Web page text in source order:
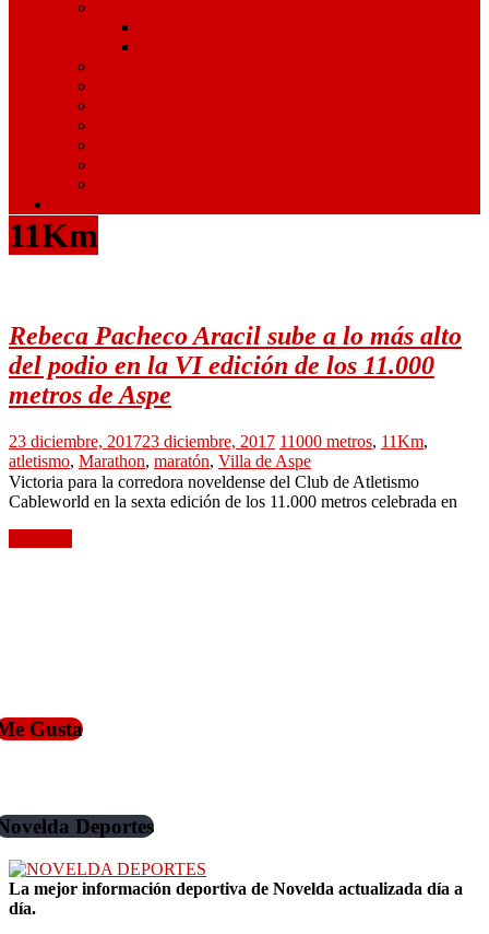
11Km
Rebeca Pacheco Aracil sube a lo más alto
del podio en la VI edición de los 11.000
metros de Aspe
23 diciembre, 201723 diciembre, 2017 11000 metros, 11Km,
atletismo, Marathon, maratón, Villa de Aspe
Victoria para la corredora noveldense del Club de Atletismo
Cableworld en la sexta edición de los 11.000 metros celebrada en
Gusta
Deportes
La mejor información deportiva de Novelda actualizada día a
día.